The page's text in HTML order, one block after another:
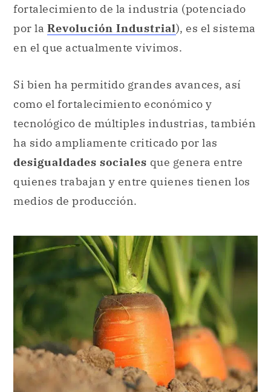
fortalecimiento de la industria (potenciado
por la Revolución Industrial), es el sistema
en el que actualmente vivimos.
Si bien ha permitido grandes avances, así
como el fortalecimiento económico y
tecnológico de múltiples industrias, también
ha sido ampliamente criticado por las
desigualdades sociales que genera entre
quienes trabajan y entre quienes tienen los
medios de producción.